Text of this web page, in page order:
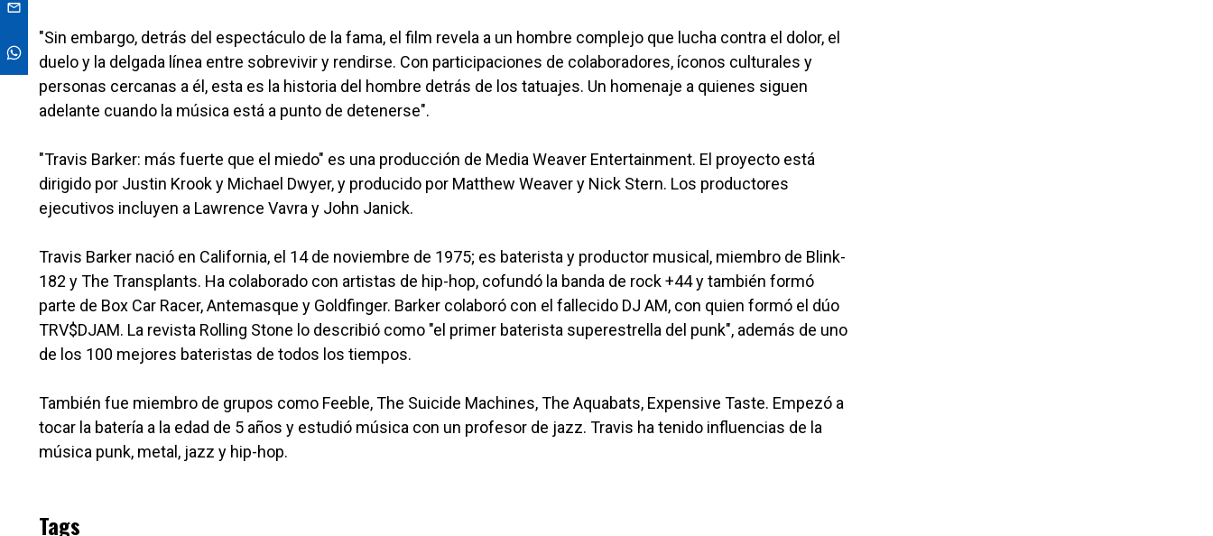
"Sin embargo, detrás del espectáculo de la fama, el film revela a un hombre complejo que lucha contra el dolor, el
duelo y la delgada línea entre sobrevivir y rendirse. Con participaciones de colaboradores, íconos culturales y
personas cercanas a él, esta es la historia del hombre detrás de los tatuajes. Un homenaje a quienes siguen
adelante cuando la música está a punto de detenerse".
"Travis Barker: más fuerte que el miedo" es una producción de Media Weaver Entertainment. El proyecto está
dirigido por Justin Krook y Michael Dwyer, y producido por Matthew Weaver y Nick Stern. Los productores
ejecutivos incluyen a Lawrence Vavra y John Janick.
Travis Barker nació en California, el 14 de noviembre de 1975; es baterista y productor musical, miembro de Blink-
182 y The Transplants. Ha colaborado con artistas de hip-hop, cofundó la banda de rock +44 y también formó
parte de Box Car Racer, Antemasque y Goldfinger. Barker colaboró con el fallecido DJ AM, con quien formó el dúo
TRV$DJAM. La revista Rolling Stone lo describió como "el primer baterista superestrella del punk", además de uno
de los 100 mejores bateristas de todos los tiempos.
También fue miembro de grupos como Feeble, The Suicide Machines, The Aquabats, Expensive Taste. Empezó a
tocar la batería a la edad de 5 años y estudió música con un profesor de jazz. Travis ha tenido influencias de la
música punk, metal, jazz y hip-hop.
Tags